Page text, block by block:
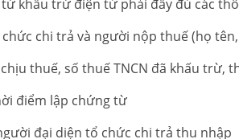
khấu trừ điện tử phải đầy đủ các
chi trả và người nộp thuế (họ
thuế, số thuế TNCN đã khấu trừ,
điểm lập chứng từ
đại diện tổ chức chi trả thu nhập